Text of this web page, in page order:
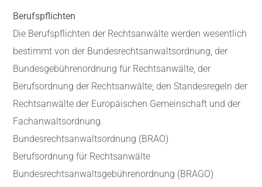
Berufspflichten
Die Berufspflichten der Rechtsanwälte werden wesentlich
bestimmt von der Bundesrechtsanwaltsordnung, der
Bundesgebührenordnung für Rechtsanwälte, der
Berufsordnung der Rechtsanwälte; den Standesregeln der
Rechtsanwälte der Europäischen Gemeinschaft und der
Fachanwaltsordnung.
Bundesrechtsanwaltsordnung (BRAO)
Berufsordnung für Rechtsanwälte
Bundesrechtsanwaltsgebührenordnung (BRAGO)